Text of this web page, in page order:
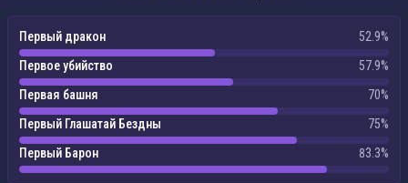
Первый дракон
52.9%
Первое убийство
57.9%
Первая башня
70%
Первый Глашатай Бездны
75%
Первый Барон
83.3%